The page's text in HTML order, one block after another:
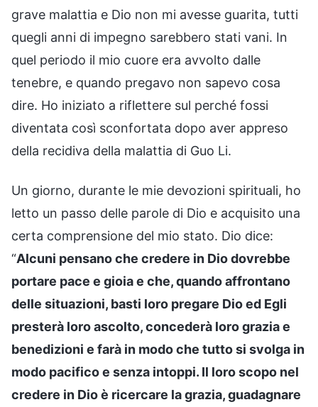
grave malattia e Dio non mi avesse guarita, tutti
quegli anni di impegno sarebbero stati vani. In
quel periodo il mio cuore era avvolto dalle
tenebre, e quando pregavo non sapevo cosa
dire. Ho iniziato a riflettere sul perché fossi
diventata così sconfortata dopo aver appreso
della recidiva della malattia di Guo Li.
Un giorno, durante le mie devozioni spirituali, ho
letto un passo delle parole di Dio e acquisito una
certa comprensione del mio stato. Dio dice:
“Alcuni pensano che credere in Dio dovrebbe
portare pace e gioia e che, quando affrontano
delle situazioni, basti loro pregare Dio ed Egli
presterà loro ascolto, concederà loro grazia e
benedizioni e farà in modo che tutto si svolga in
modo pacifico e senza intoppi. Il loro scopo nel
credere in Dio è ricercare la grazia, guadagnare